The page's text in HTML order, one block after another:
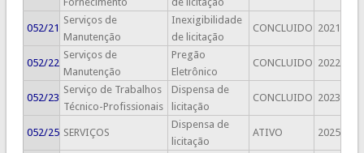
052/21
Serviços de
Manutenção
Inexigibilidade
de licitação
CONCLUIDO 2021
052/22
Serviços de
Manutenção
Pregão
Eletrônico
CONCLUIDO 2022
052/23
Serviço de Trabalhos
Técnico-Profissionais
Dispensa de
licitação
CONCLUIDO 2023
052/25 SERVIÇOS
Dispensa de
licitação
ATIVO 2025